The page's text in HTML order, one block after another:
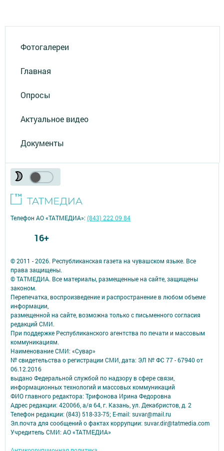
Фотогалереи
Главная
Опросы
Актуальное видео
Документы
© 2011 - 2026. Республиканская газета на чувашском языке. Все
права защищены.
© ТАТМЕДИА. Все материалы, размещенные на сайте, защищены
законом.
Перепечатка, воспроизведение и распространение в любом объеме
информации,
размещенной на сайте, возможна только с письменного согласия
редакций СМИ.
При поддержке Республиканского агентства по печати и массовым
коммуникациям.
Наименование СМИ: «Сувар»
№ свидетельства о регистрации СМИ, дата: ЭЛ № ФС 77 - 67940 от
06.12.2016
выдано Федеральной службой по надзору в сфере связи,
информационных технологий и массовых коммуникаций
ФИО главного редактора: Трифонова Ирина Федоровна
Адрес редакции: 420066, а/я 64, г. Казань, ул. Декабристов, д. 2
Телефон редакции: (843) 518-33-75; E-mail: suvar@mail.ru
Эл.почта для сообщений о фактах коррупции: suvar.dir@tatmedia.com
Учредитель СМИ: АО «ТАТМЕДИА»
Телефон АО «ТАТМЕДИА»:(843) 222 09 84
16+